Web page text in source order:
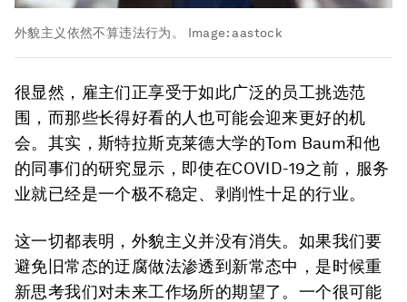
外貌主义依然不算违法行为。 Image:aastock
很显然，雇主们正享受于如此广泛的员工挑选范
围，而那些长得好看的人也可能会迎来更好的机
会。其实，斯特拉斯克莱德大学的Tom Baum和他
的同事们的研究显示，即使在COVID-19之前，服务
业就已经是一个极不稳定、剥削性十足的行业。
这一切都表明，外貌主义并没有消失。如果我们要
避免旧常态的迂腐做法渗透到新常态中，是时候重
新思考我们对未来工作场所的期望了。一个很可能